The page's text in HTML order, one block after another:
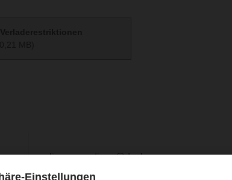
online.promotions@dachser.com